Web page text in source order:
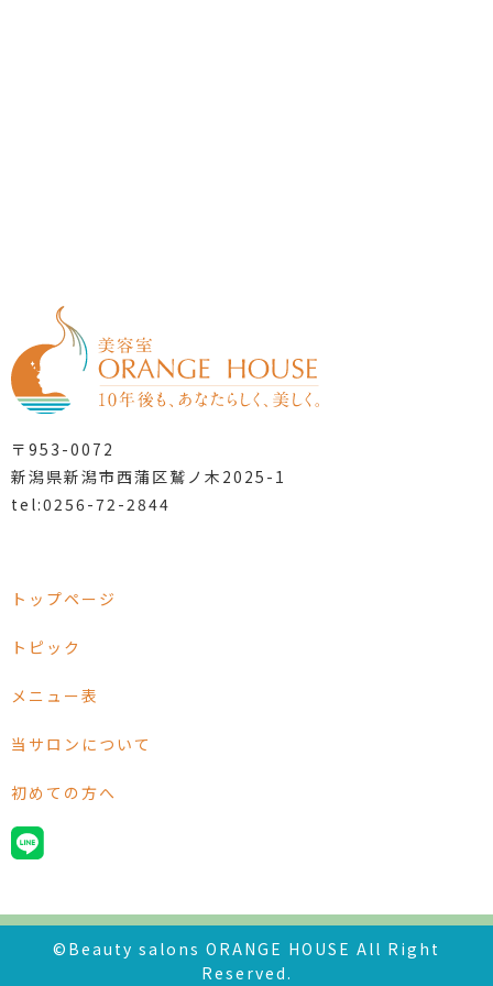
〒953-0072
新潟県新潟市西蒲区鷲ノ木2025-1
tel:0256-72-2844
トップページ
トピック
メニュー表
当サロンについて
初めての方へ
©Beauty salons ORANGE HOUSE All Right
Reserved.